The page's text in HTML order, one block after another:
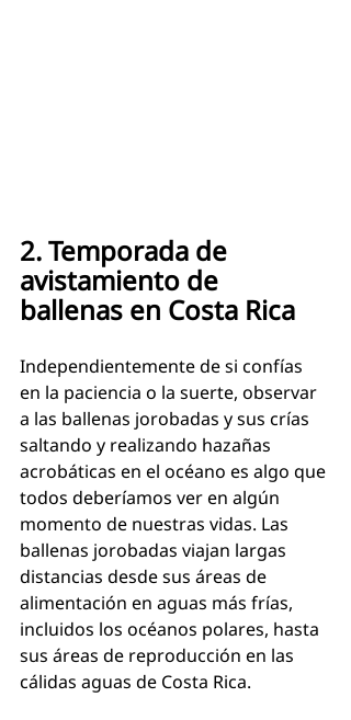
2. Temporada de
avistamiento de
ballenas en Costa Rica
Independientemente de si confías
en la paciencia o la suerte, observar
a las ballenas jorobadas y sus crías
saltando y realizando hazañas
acrobáticas en el océano es algo que
todos deberíamos ver en algún
momento de nuestras vidas. Las
ballenas jorobadas viajan largas
distancias desde sus áreas de
alimentación en aguas más frías,
incluidos los océanos polares, hasta
sus áreas de reproducción en las
cálidas aguas de Costa Rica.